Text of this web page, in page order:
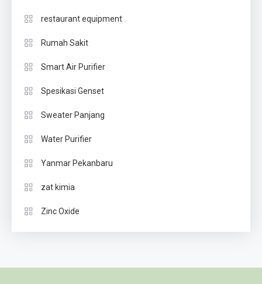
restaurant equipment
Rumah Sakit
Smart Air Purifier
Spesikasi Genset
Sweater Panjang
Water Purifier
Yanmar Pekanbaru
zat kimia
Zinc Oxide